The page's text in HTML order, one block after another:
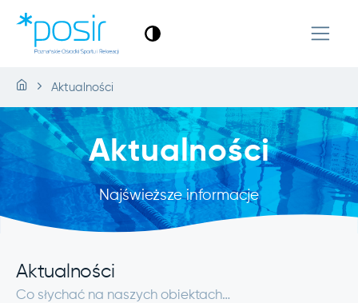
Aktualności
Aktualności
Najświeższe informacje
Aktualności
Co słychać na naszych obiektach…